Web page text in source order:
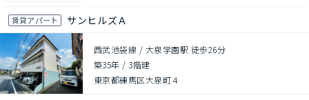
賃貸アパート サンヒルズＡ
西武池袋線 / 大泉学園駅 徒歩26分
築35年 / 3階建
東京都練馬区大泉町４